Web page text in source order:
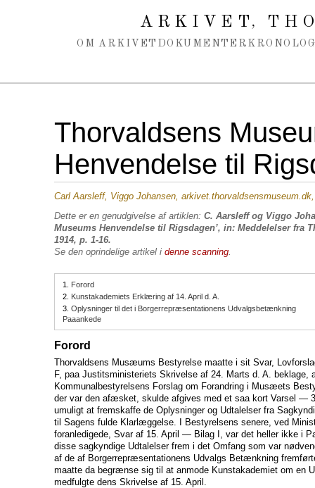
ARKIVET,
OM ARKIVET DOKUMENTER
Thorvaldsens
Henvendelse til
Carl Aarsleff, Viggo Johansen,
Dette er en genudgivelse af artiklen: C. Aarsleff og Viggo
Museums Henvendelse til Rigsdagen’, in: Meddelelser fra
1914, p. 1-16.
Se den oprindelige artikel i denne scanning.
1. Forord
2. Kunstakademiets Erklæring af 14. April d. A.
3. Oplysninger til det i Borgerrepræsentationens Udvalgsbetænkning
Paaankede
Forord
Thorvaldsens Musæums Bestyrelse maatte i sit Svar,
F, paa Justitsministeriets Skrivelse af 24. Marts d. A. beklage,
Kommunalbestyrelsens Forslag om Forandring i Musæets
der var den afæsket, skulde afgives med et saa kort Varsel —
umuligt at fremskaffe de Oplysninger og Udtalelser fra
til Sagens fulde Klarlæggelse. I Bestyrelsens senere, ved
foranledigede, Svar af 15. April — Bilag I, var det heller ikke i
disse sagkyndige Udtalelser frem i det Omfang som var
af de af Borgerrepræsentationens Udvalgs Betænkning
maatte da begrænse sig til at anmode Kunstakademiet om en
medfulgte dens Skrivelse af 15. April.